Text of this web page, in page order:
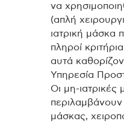
να
(απλή
ιατρική μάσκα
πληροί
αυτά
Υπηρεσία
Οι μη-
μάσκας,